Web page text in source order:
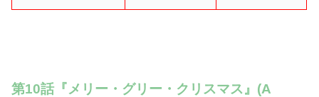
第10話『メリー・グリー・クリスマス』(A